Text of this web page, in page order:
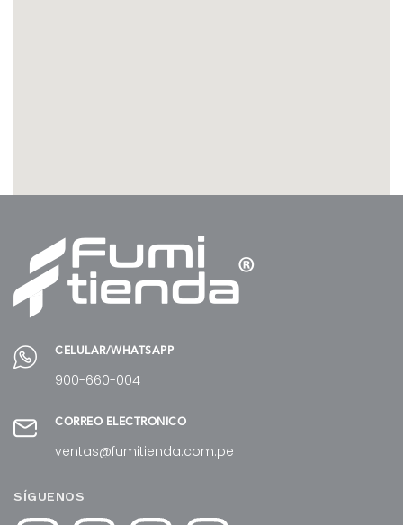
CELULAR/WHATSAPP
900-660-004
CORREO ELECTRÓNICO
ventas@fumitienda.com.pe
SÍGUENOS